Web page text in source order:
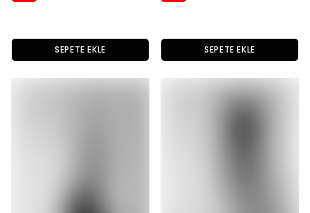
SEPETE EKLE SEPETE EKLE